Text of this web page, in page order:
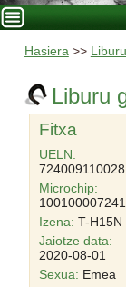
Hasiera>>
Liburu
Fitxa
UELN:
Microchip:
Izena: T-H15N
Jaiotze data:
2020-08-01
Sexua: Emea